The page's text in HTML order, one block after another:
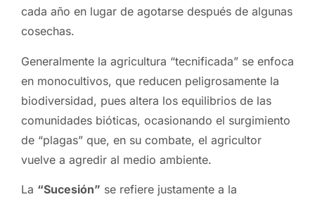
cada año en lugar de agotarse después de algunas
cosechas.
Generalmente la agricultura “tecnificada” se enfoca
en monocultivos, que reducen peligrosamente la
biodiversidad, pues altera los equilibrios de las
comunidades bióticas, ocasionando el surgimiento
de “plagas” que, en su combate, el agricultor
vuelve a agredir al medio ambiente.
La “Sucesión” se refiere justamente a la